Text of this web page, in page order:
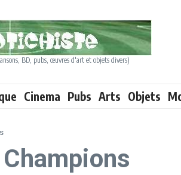
BD, pubs, œuvres d'art et objets divers)
Cinema Pubs Arts Objets